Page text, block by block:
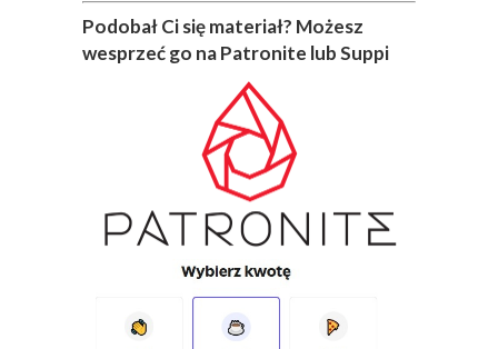
Podobał Ci się materiał? Możesz
wesprzeć go na Patronite lub Suppi